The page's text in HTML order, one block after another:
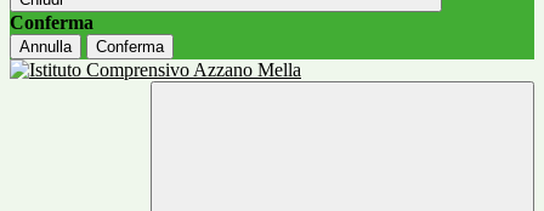
Conferma
Annulla Conferma